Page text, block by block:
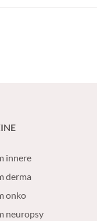
innere
derma
onko
neuropsy